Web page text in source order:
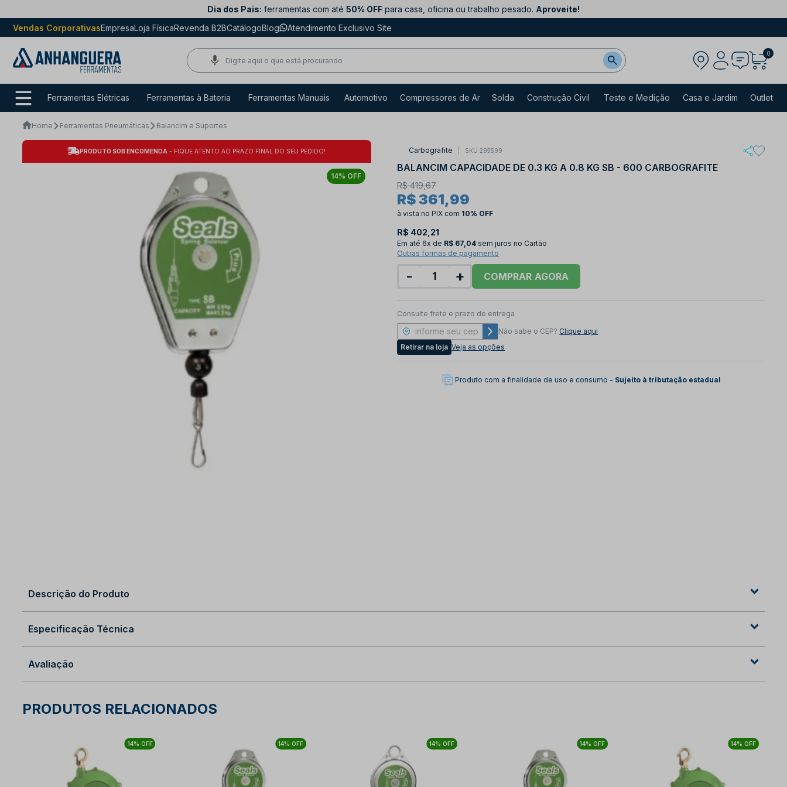
Dia dos Pais: ferramentas com até 50% OFF para casa, oficina ou trabalho pesado. Aproveite!
Vendas CorporativasEmpresaLoja FísicaRevenda B2BCatálogoBlog Atendimento Exclusivo Site
0
Ferramentas Elétricas Ferramentas à Bateria Ferramentas Manuais Automotivo Compressores de Ar Solda Construção Civil Teste e Medição Casa e Jardim Outlet
Home Ferramentas Pneumáticas Balancim e Suportes
PRODUTO SOB ENCOMENDA - FIQUE ATENTO AO PRAZO FINAL DO SEU PEDIDO!
14% OFF
Carbografite SKU 295599
BALANCIM CAPACIDADE DE 0.3 KG A 0.8 KG SB - 600 CARBOGRAFITE
R$ 419,67
R$ 361,99
à vista no PIX com 10% OFF
R$ 402,21
Em até 6x de R$ 67,04 sem juros no Cartão
Outras formas de pagamento
- + COMPRAR
Consulte frete e prazo de entrega
Não sabe o CEP? Clique aqui
Retirar na loja Veja as opções
Produto com a finalidade de uso e consumo - Sujeito à tributação estadual
Descrição do Produto
Especificação Técnica
Avaliação
PRODUTOS RELACIONADOS
14% OFF 14% OFF 14% OFF 14% OFF 14% OFF